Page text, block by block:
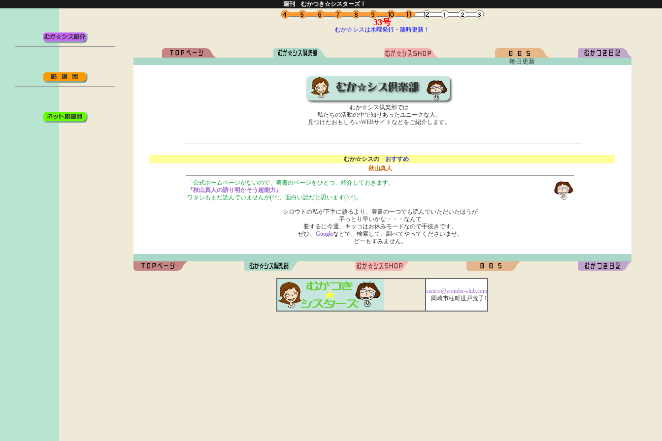
週刊 むかつき☆シスターズ！
33号
むか☆シスは水曜発行・随時更新！
毎日更新
むか☆シス倶楽部では
私たちの活動の中で知りあったユニークな人、
見つけたおもしろいWEBサイトなどをご紹介します。
むか☆シスの おすすめ
秋山真人
「公式ホームページがないので、著書のページをひとつ、紹介しておきます。
『秋山真人の語り明かそう超能力』
ワタシもまだ読んでいませんが(^^;、面白い話だと思います(^.^)」
シロウトの私が下手に語るより、著書の一つでも読んでいただいたほうが
手っとり早いかな・・・なんて
要するに今週、キッコはお休みモードなので手抜きです。
ぜひ、 Googleなどで、検索して、調べてやってくださいませ。
どーもすみません。
sisters@wonder-club.com
岡崎市柱町世戸荒子1